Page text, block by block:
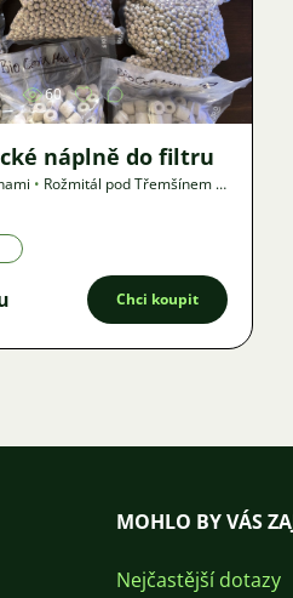
Obrázek
60
náplně do filtru
• Rožmitál pod Třemšínem ,
Chci koupit
MOHLO BY VÁS
Nejčastější dotazy